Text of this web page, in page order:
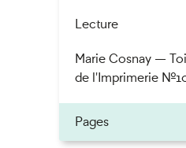
Lecture
Marie Cosnay —
de l'Imprimerie
Pages